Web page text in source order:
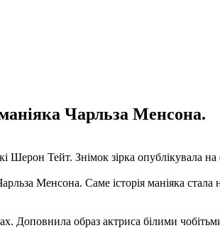
Чарльза Менсона.
Тейт. Знімок зірка опублікувала на
Менсона. Саме історія маніяка
Доповнила образ актриса білими